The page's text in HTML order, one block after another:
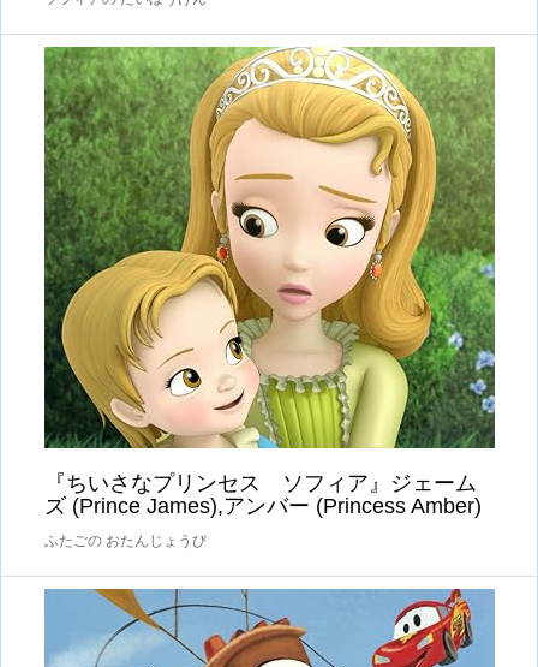
『ちいさなプリンセス ソフィア』ジェーム
ズ (Prince James),アンバー (Princess Amber)
ふたごの おたんじょうび